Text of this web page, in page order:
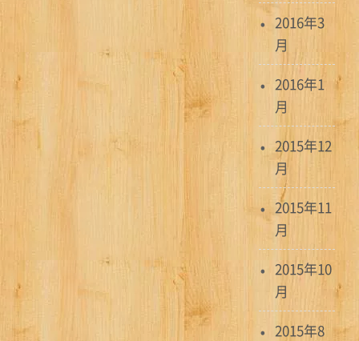
2016年3
月
2016年1
月
2015年12
月
2015年11
月
2015年10
月
2015年8